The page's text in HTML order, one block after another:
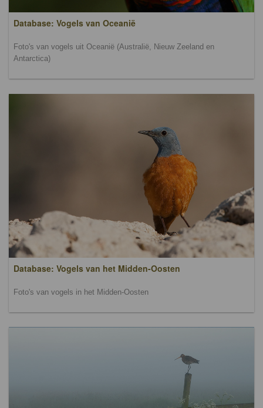
Database: Vogels van Oceanië
Foto's van vogels uit Oceanië (Australië, Nieuw Zeeland en
Antarctica)
Database: Vogels van het Midden-Oosten
Foto's van vogels in het Midden-Oosten